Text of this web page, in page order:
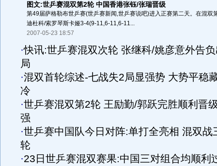
图文:世乒赛混双第2轮 中国香港张钰/张瑞晋级
第49届萨格勒布世乒赛(世乒赛新闻,世乒赛说吧)进入正赛第二天。在混双
迪杜科/索罗琴斯卡娅3-4(9-11,6-11,6-11...
2007-05-23 18:57
·快讯:世乒赛混双次轮 张继科/姚彦意外告
局
·混双首轮综述-七战失2局显强势 大势平稳
冷
·世乒赛混双第2轮 王励勤/郭跃完胜顺利晋
强
·世乒赛中国队今日对阵:单打全亮相 混双战
轮
·23日世乒赛混双赛果:中国三对组合均顺利